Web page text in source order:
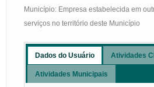
Município: Empresa estabelecida em
serviços no território deste Município
Dados do Usuário Atividades
Atividades Municipais